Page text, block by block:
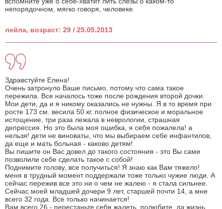
непорядочном, мягко говоря, человеке.
лейла, возраст: 29 / 25.05.2013
Здравстуйте Елена!
Очень затронуло Ваше письмо, потому что сама такое
пережила. Все началось тоже после рождения второй дочки.
Мои дети, да и я никому оказались не нужны. Я в то время при
росте 173 см. весила 50 кг. полное физическое и моральное
истощение, три раза лежала в неврологии, страшная
депрессия. Но это была моя ошибка, я себя пожалела! а
нельзя! дети не виноваты, что мы выбираем себе инфантилов,
да еще и мать больная - каково детям!
Вы пишите он Вас довел до такого состояния - это Вы сами
позволили себе сделать такое с собой!
Поднимите голову, все получиться! Я знаю как Вам тяжело!
меня в трудный момент поддержали тоже только чужие люди. А
сейчас пережив все это ни о чем не жалею - я стала сильнее.
Сейчас моей младшей дочери 9 лет, старшей почти 14, а мне
всего 32 года. Все только начинается!
Вам всего 26 - перестаньте себя жалеть, полюбите, да жизнь